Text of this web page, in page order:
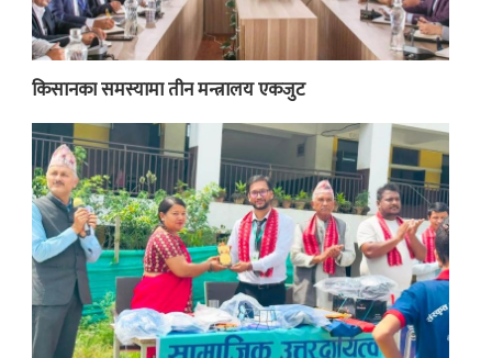
किसानका समस्यामा तीन मन्त्रालय एकजुट